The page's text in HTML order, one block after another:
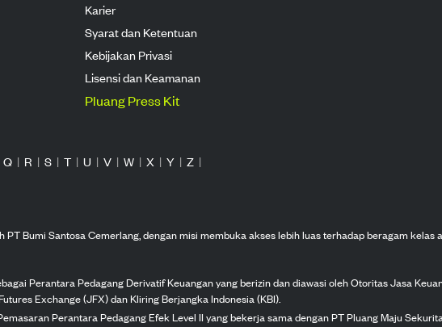
Karier
Syarat dan Ketentuan
Kebijakan Privasi
Lisensi dan Keamanan
Pluang Press Kit
Q | R | S | T | U | V | W | X | Y | Z |
Bumi Santosa Cemerlang, dengan misi membuka akses lebih luas terhadap beragam
Perantara Pedagang Derivatif Keuangan yang berizin dan diawasi oleh Otoritas Jasa
Exchange (JFX) dan Kliring Berjangka Indonesia (KBI).
Perantara Pedagang Efek Level II yang bekerja sama dengan PT Pluang Maju